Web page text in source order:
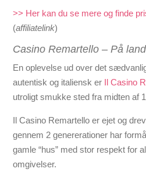
>> Her kan du se mere og finde
(affiliatelink)
Casino Remartello – På
En oplevelse ud over det
autentisk og italiensk er Il Casino
utroligt smukke sted fra midten af
Il Casino Remartello er ejet og
gennem 2 genererationer har
gamle “hus” med stor respekt for
omgivelser.